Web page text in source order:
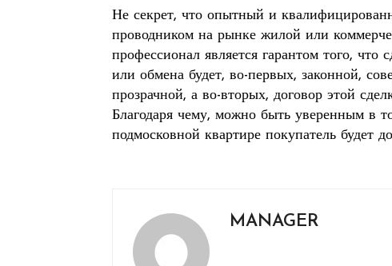
Не секрет, что опытный и
проводником на рынке жилой или
профессионал является гарантом того,
или обмена будет, во-первых, законной,
прозрачной, а во-вторых, договор этой
Благодаря чему, можно быть уверенным в
подмосковной квартире покупатель будет
MANAGER